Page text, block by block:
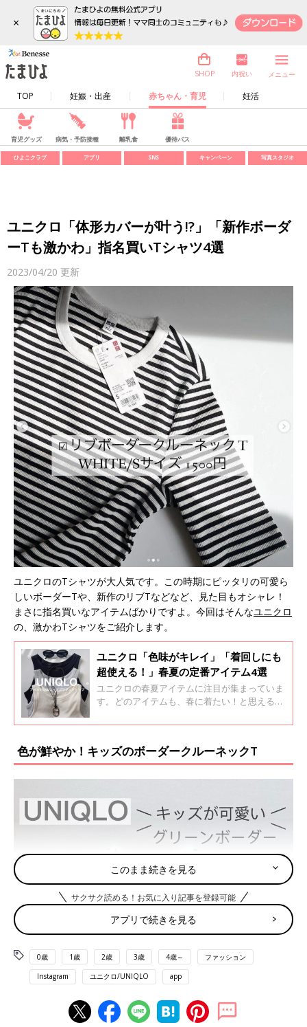
×
TOP 妊娠・出産 赤ちゃん・育児 妊活
SHOP 内祝い メニュー
育児グッズ 病気・予防接種 離乳食 優待パス
ひよこクラブ アプリ SNS キャンペーン 写真スタジオ
ユニクロ「体形カバーが叶う!?」「新作ボーダ
ーTも激かわ」指名買いTシャツ4選
2023/04/20 更新
ユニクロのTシャツが大人気です。この時期にピッタリの可愛ら
しいボーダーTや、新作のリブTなどなど、見た目もオシャレ！
まさに指名買いなアイテムばかりですよ。今回はそんなユニクロ
の、激かわTシャツをご紹介します。
ユニクロ「色味がキレイ」「着回しにも
超使える！」春夏の定番アイテム4選
ユニクロの春夏アイテムに注目が集まっていま
す。どのアイテムも、春に着たい！と思えるよ
です。今回はそのなかでも、春夏に使える定番
ですよ♪
色が鮮やか！キッズのボーダークルーネックT
このまま続きを見る
サクサク読める！お気に入り記事を登録可能
アプリで続きを見る
0歳 1歳 2歳 3歳 4歳～ ファッション
Instagram ユニクロ/UNIQLO app